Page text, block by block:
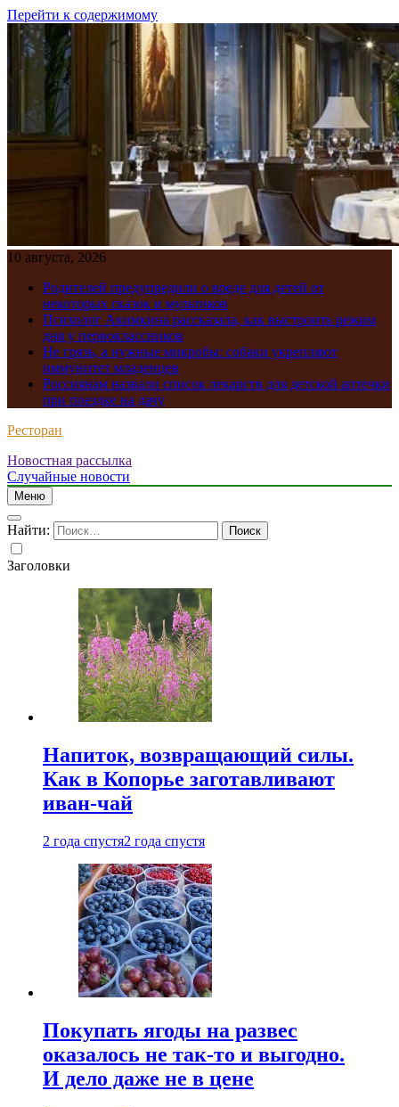
Перейти к содержимому
10 августа, 2026
Родителей предупредили о вреде для детей от
некоторых сказок и мультиков
Психолог Акимкина рассказала, как выстроить режим
дня у первоклассников
Не грязь, а нужные микробы: собаки укрепляют
иммунитет младенцев
Россиянам назвали список лекарств для детской аптечки
при поездке на дачу
Ресторан
Новостная рассылка
Случайные новости
Меню
Найти:
Заголовки
Напиток, возвращающий силы.
Как в Копорье заготавливают
иван-чай
2 года спустя2 года спустя
Покупать ягоды на развес
оказалось не так-то и выгодно.
И дело даже не в цене